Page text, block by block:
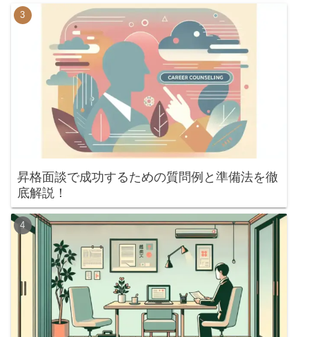
昇格面談で成功するための質問例と準備法を徹
底解説！